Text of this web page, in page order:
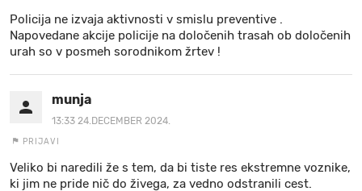
Policija ne izvaja aktivnosti v smislu preventive .
Napovedane akcije policije na določenih trasah ob določenih
urah so v posmeh sorodnikom žrtev !
munja
13:33 24.DECEMBER 2024.
PRIJAVI
Veliko bi naredili že s tem, da bi tiste res ekstremne voznike,
ki jim ne pride nič do živega, za vedno odstranili cest.